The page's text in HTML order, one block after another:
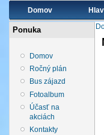
Hlavné menu
Domov
Ponuka
Domov
Ročný plán
Bus zájazd
Fotoalbum
Účasť na
akciách
Kontakty